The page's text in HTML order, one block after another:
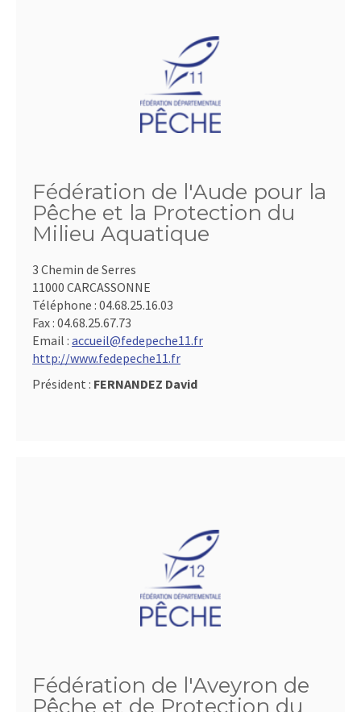
Fédération de l'Aude pour la
Pêche et la Protection du
Milieu Aquatique
3 Chemin de Serres
11000 CARCASSONNE
Téléphone : 04.68.25.16.03
Fax : 04.68.25.67.73
Email : accueil@fedepeche11.fr
http://www.fedepeche11.fr
Président : FERNANDEZ David
Fédération de l'Aveyron de
Pêche et de Protection du